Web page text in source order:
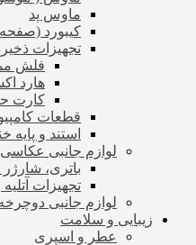
ماوس پد
کیبورد (صفحه
تجهیزات
فلش
هارد
کارت
قطعات
استند و پایه
لوازم جانبی
باتری،
تجهیزات
لوازم جانبی
زیبایی و سلامت
عطر و اسپری